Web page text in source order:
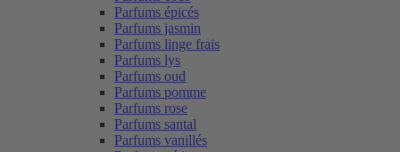
Parfums épicés
Parfums jasmin
Parfums linge frais
Parfums lys
Parfums oud
Parfums pomme
Parfums rose
Parfums santal
Parfums vanillés